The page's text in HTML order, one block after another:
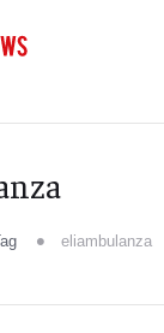
eliambulanza